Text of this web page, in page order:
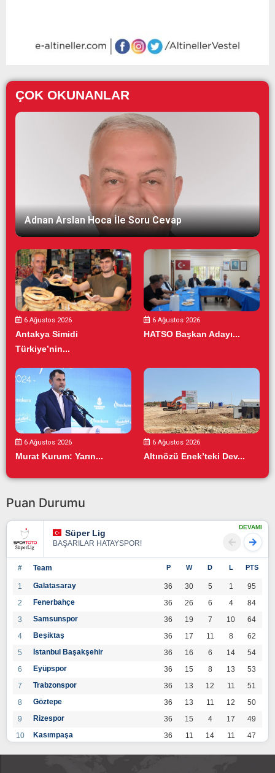
ÇOK OKUNANLAR
Adnan Arslan Hoca İle Soru Cevap
6 Ağustos 2026
Antakya Simidi
Türkiye’nin...
6 Ağustos 2026
HATSO Başkan Adayı...
6 Ağustos 2026
Murat Kurum: Yarın...
6 Ağustos 2026
Altınözü Enek’teki Dev...
Puan Durumu
Süper Lig
BAŞARILAR HATAYSPOR!
DEVAMI
# Team P W D L PTS
1 Galatasaray 36 30 5 1
95
2
Fenerbahçe 36 26 6 4
84
3
Samsunspor 36 19 7 10
64
4
Beşiktaş 36 17 11 8
62
5
İstanbul Başakşehir 36 16 6 14
54
6
Eyüpspor 36 15 8 13
53
7
Trabzonspor 36 13 12 11
51
8
Göztepe 36 13 11 12
50
9
Rizespor 36 15 4 17
49
10
Kasımpaşa 36 11 14 11
47